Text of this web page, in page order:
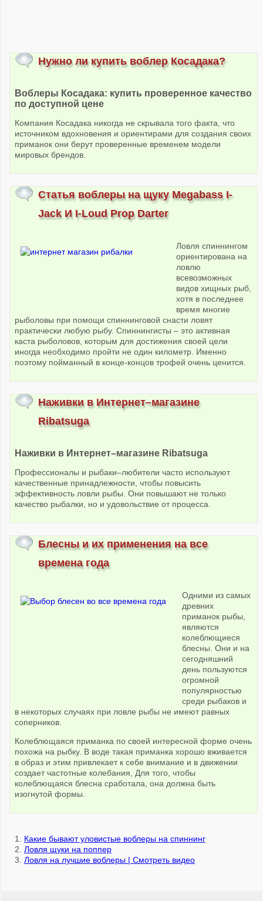
Нужно ли купить воблер Косадака?
Воблеры Косадака: купить проверенное качество
по доступной цене
Компания Косадака никогда не скрывала того факта, что
источником вдохновения и ориентирами для создания своих
приманок они берут проверенные временем модели
мировых брендов.
Статья воблеры на щуку Megabass I-
Jack И I-Loud Prop Darter
Ловля спиннингом
ориентирована на
ловлю
всевозможных
видов хищных рыб,
хотя в последнее
время многие
рыболовы при помощи спиннинговой снасти ловят
практически любую рыбу. Спиннингисты – это активная
каста рыболовов, которым для достижения своей цели
иногда необходимо пройти не один километр. Именно
поэтому пойманный в конце-концов трофей очень ценится.
Наживки в Интернет–магазине
Ribatsuga
Наживки в Интернет–магазине Ribatsuga
Профессионалы и рыбаки–любители часто используют
качественные принадлежности, чтобы повысить
эффективность ловли рыбы. Они повышают не только
качество рыбалки, но и удовольствие от процесса.
Блесны и их применения на все
времена года
Одними из самых
древних
приманок рыбы,
являются
колеблющиеся
блесны. Они и на
сегодняшний
день пользуются
огромной
популярностью
среди рыбаков и
в некоторых случаях при ловле рыбы не имеют равных
соперников.
Колеблющаяся приманка по своей интересной форме очень
похожа на рыбку. В воде такая приманка хорошо вживается
в образ и этим привлекает к себе внимание и в движении
создает частотные колебания, Для того, чтобы
колеблющаяся блесна сработала, она должна быть
изогнутой формы.
Какие бывают уловистые воблеры на спиннинг
Ловля щуки на поппер
Ловля на лучшие воблеры | Смотреть видео